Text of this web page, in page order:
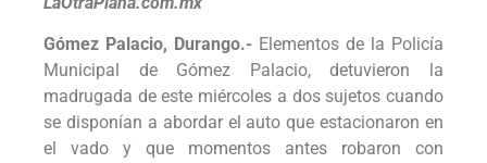
Gómez Palacio, Durango.- Elementos de la Policía
Municipal de Gómez Palacio, detuvieron la
madrugada de este miércoles a dos sujetos cuando
se disponían a abordar el auto que estacionaron en
el vado y que momentos antes robaron con